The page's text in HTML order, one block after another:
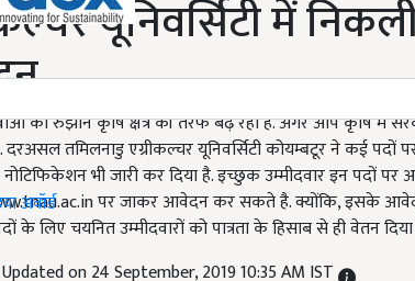
अवॉर्ड
यूनिवर्सिटी में
का रुझान कृषि क्षेत्र की तरफ बढ़ रहा है. अगर आप कृषि में
तमिलनाडु एग्रीकल्चर यूनिवर्सिटी कोयम्बटूर ने कई पदों पर
भी जारी कर दिया है. इच्छुक उम्मीदवार इन पदों
पर जाकर आवेदन कर सकते है. क्योंकि, इसके
के लिए चयनित उम्मीदवारों को पात्रता के हिसाब से ही वेतन
Updated on 24 September, 2019 10:35 AM IST